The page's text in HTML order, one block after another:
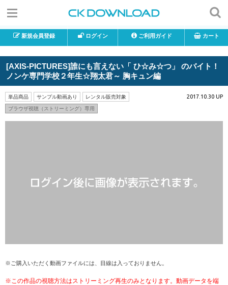
新規会員登録 ログイン ご利用ガイド カート
[AXIS-PICTURES]誰にも言えない「 ひ☆み☆つ」 のバイト！
ノンケ専門学校２年生☆翔太君～ 胸キュン編
単品商品 サンプル動画あり レンタル販売対象
ブラウザ視聴（ストリーミング）専用
2017.10.30 UP
※ご購入いただく動画ファイルには、目線は入っておりません。
※この作品の視聴方法はストリーミング再生のみとなります。動画データを端